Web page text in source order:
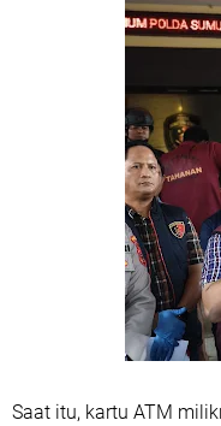
Saat itu, kartu ATM